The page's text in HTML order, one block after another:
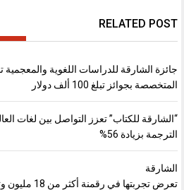
RELATED POST
جائزة الشارقة للدراسات اللغوية
المتخصصة بجوائز تبلغ 100 ألف دولار
الترجمة بزيادة 56%
الشارقة
تعرض تجربتها